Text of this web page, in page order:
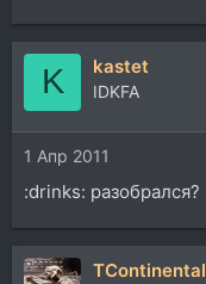
K kastet
IDKFA
1 Апр 2011
:drinks: разобрался?
TContinental